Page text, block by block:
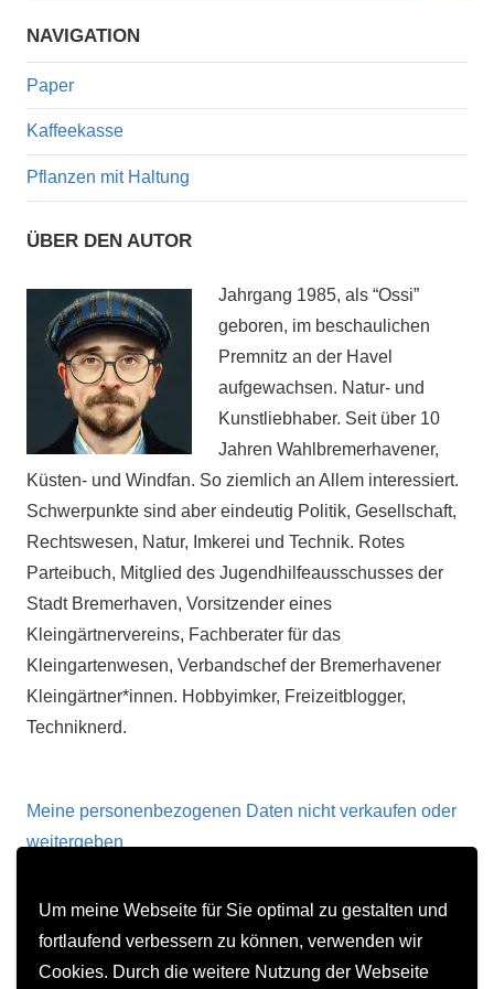
Um meine Webseite für Sie optimal zu gestalten und
fortlaufend verbessern zu können, verwenden wir
Cookies. Durch die weitere Nutzung der Webseite
NAVIGATION
Paper
Kaffeekasse
Pflanzen mit Haltung
ÜBER DEN AUTOR
Jahrgang 1985, als “Ossi”
geboren, im beschaulichen
Premnitz an der Havel
aufgewachsen. Natur- und
Kunstliebhaber. Seit über 10
Jahren Wahlbremerhavener,
Küsten- und Windfan. So ziemlich an Allem interessiert.
Schwerpunkte sind aber eindeutig Politik, Gesellschaft,
Rechtswesen, Natur, Imkerei und Technik. Rotes
Parteibuch, Mitglied des Jugendhilfeausschusses der
Stadt Bremerhaven, Vorsitzender eines
Kleingärtnervereins, Fachberater für das
Kleingartenwesen, Verbandschef der Bremerhavener
Kleingärtner*innen. Hobbyimker, Freizeitblogger,
Techniknerd.
Meine personenbezogenen Daten nicht verkaufen oder
weitergeben
Kontakt
Impressum